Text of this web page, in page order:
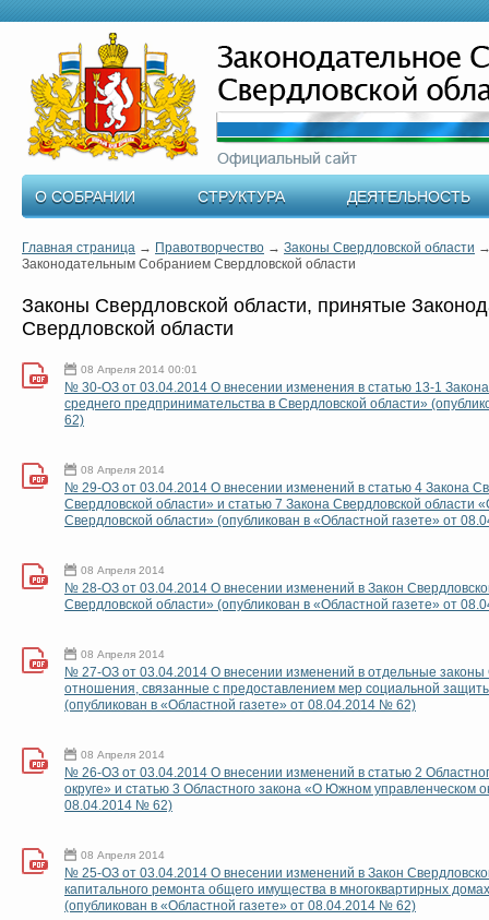
О СОБРАНИИ СТРУКТУРА ДЕЯТЕЛЬНОСТЬ
Главная страница → Правотворчество → Законы Свердловской области
Законодательным Собранием Свердловской области
Законы Свердловской области, принятые
Свердловской области
08 Апреля 2014 00:01
№ 30-ОЗ от 03.04.2014 О внесении изменения в статью 13-1
среднего предпринимательства в Свердловской области»
62)
08 Апреля 2014
№ 29-ОЗ от 03.04.2014 О внесении изменений в статью 4 Закона
Свердловской области» и статью 7 Закона Свердловской области
Свердловской области» (опубликован в «Областной газете» от
08 Апреля 2014
№ 28-ОЗ от 03.04.2014 О внесении изменений в Закон
Свердловской области» (опубликован в «Областной газете» от
08 Апреля 2014
№ 27-ОЗ от 03.04.2014 О внесении изменений в отдельные законы
отношения, связанные с предоставлением мер социальной
(опубликован в «Областной газете» от 08.04.2014 № 62)
08 Апреля 2014
№ 26-ОЗ от 03.04.2014 О внесении изменений в статью 2
округе» и статью 3 Областного закона «О Южном управленческом
08.04.2014 № 62)
08 Апреля 2014
№ 25-ОЗ от 03.04.2014 О внесении изменений в Закон
капитального ремонта общего имущества в многоквартирных
(опубликован в «Областной газете» от 08.04.2014 № 62)